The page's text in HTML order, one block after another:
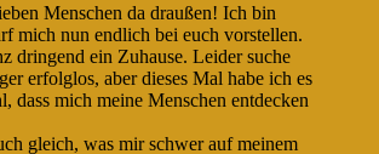
Menschen da draußen! Ich bin
mich nun endlich bei euch vorstellen.
dringend ein Zuhause. Leider suche
erfolglos, aber dieses Mal habe ich es
dass mich meine Menschen entdecken
gleich, was mir schwer auf meinem